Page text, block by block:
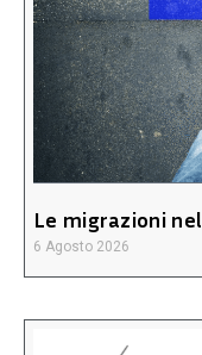
Le migrazioni
6 Agosto 2026